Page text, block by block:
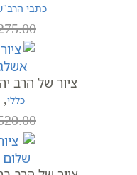
כתבי
ציור של הרב
כללי,